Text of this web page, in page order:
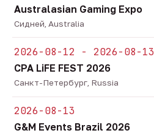
Australasian Gaming Expo
Сидней, Australia
2026-08-12 - 2026-08-13
CPA LiFE FEST 2026
Санкт-Петербург, Russia
2026-08-13
G&M Events Brazil 2026